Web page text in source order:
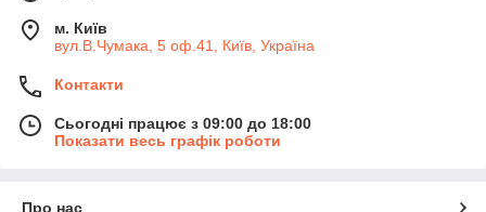
м. Київ
вул.В.Чумака, 5 оф.41, Київ, Україна
Контакти
Сьогодні працює з 09:00 до 18:00
Показати весь графік роботи
Про нас